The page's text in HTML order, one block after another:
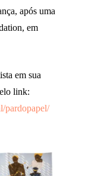
após uma
em
em sua
link:
pardopapel/